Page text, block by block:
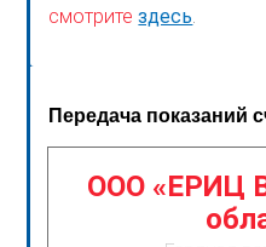
смотритездесь
Передача показаний
ООО «ЕРИЦ